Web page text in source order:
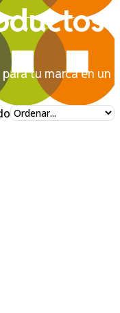
tu marca en un